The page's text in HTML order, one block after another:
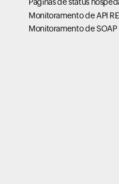
Monitoramento de API
Monitoramento de SOAP